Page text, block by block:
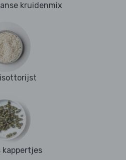
kruidenmix
kappertjes